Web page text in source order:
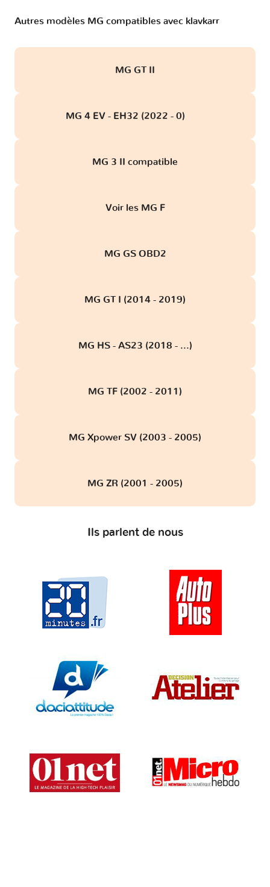
Autres modèles MG compatibles avec klavkarr
MG GT II
MG 4 EV - EH32 (2022 - 0)
MG 3 II compatible
Voir les MG F
MG GS OBD2
MG GT I (2014 - 2019)
MG HS - AS23 (2018 - ...)
MG TF (2002 - 2011)
MG Xpower SV (2003 - 2005)
MG ZR (2001 - 2005)
Ils parlent de nous